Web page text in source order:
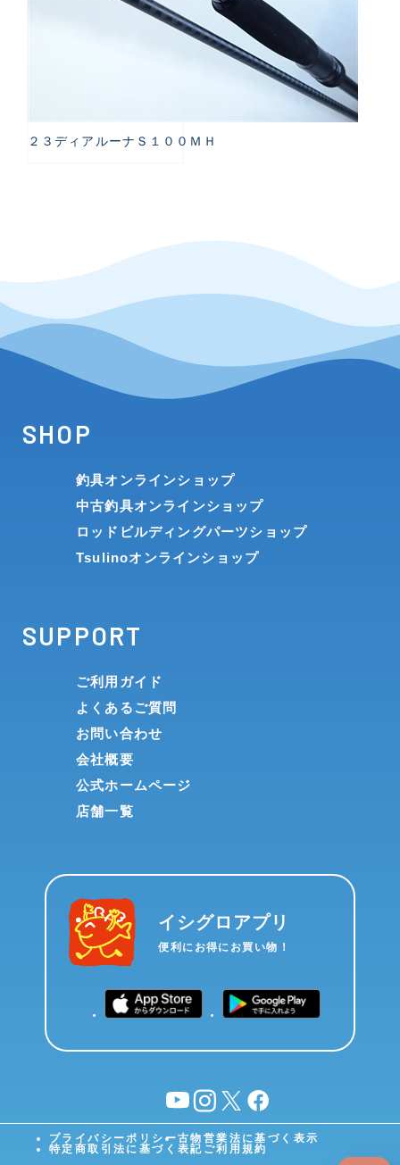
２３ディアルーナＳ１００ＭＨ
SHOP
釣具オンラインショップ
中古釣具オンラインショップ
ロッドビルディングパーツショップ
Tsulinoオンラインショップ
SUPPORT
ご利用ガイド
よくあるご質問
お問い合わせ
会社概要
公式ホームページ
店舗一覧
イシグロアプリ
便利にお得にお買い物！
YouTubeinstagram
X facebook
プライバシーポリシー古物営業法に基づく表示
特定商取引法に基づく表記 ご利用規約